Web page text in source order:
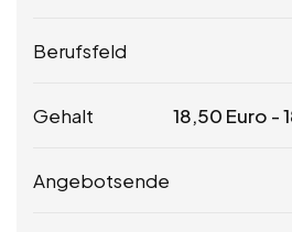
Berufsfeld
Gehalt 18,50 Euro -
Angebotsende